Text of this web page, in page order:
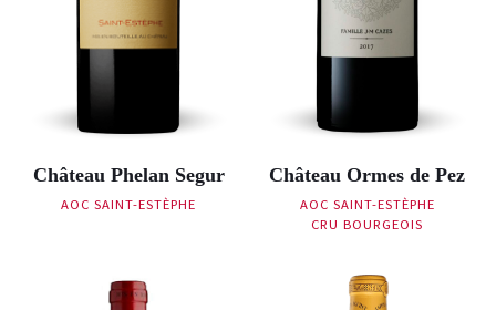
Château Phelan Segur
AOC SAINT-ESTÈPHE
Château Ormes de Pez
AOC SAINT-ESTÈPHE
CRU BOURGEOIS